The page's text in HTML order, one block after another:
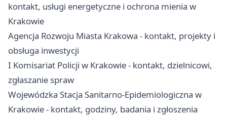
kontakt, usługi energetyczne i ochrona mienia w
Krakowie
Agencja Rozwoju Miasta Krakowa - kontakt, projekty i
obsługa inwestycji
I Komisariat Policji w Krakowie - kontakt, dzielnicowi,
zgłaszanie spraw
Wojewódzka Stacja Sanitarno-Epidemiologiczna w
Krakowie - kontakt, godziny, badania i zgłoszenia